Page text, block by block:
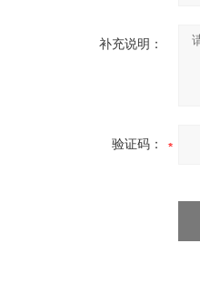
补充说明：
验证码：